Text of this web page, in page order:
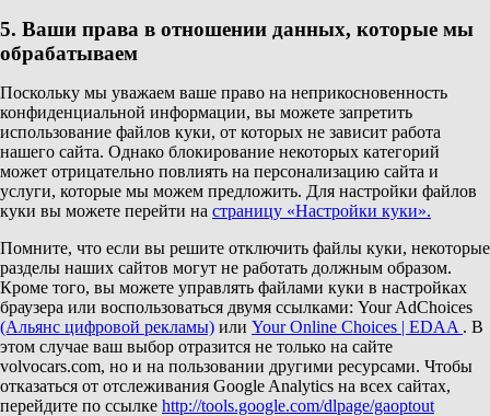
5. Ваши права в отношении данных, которые мы
обрабатываем
Поскольку мы уважаем ваше право на неприкосновенность
конфиденциальной информации, вы можете запретить
использование файлов куки, от которых не зависит работа
нашего сайта. Однако блокирование некоторых категорий
может отрицательно повлиять на персонализацию сайта и
услуги, которые мы можем предложить. Для настройки файлов
куки вы можете перейти на страницу «Настройки куки».
Помните, что если вы решите отключить файлы куки, некоторые
разделы наших сайтов могут не работать должным образом.
Кроме того, вы можете управлять файлами куки в настройках
браузера или воспользоваться двумя ссылками: Your AdChoices
(Альянс цифровой рекламы) или Your Online Choices | EDAA . В
этом случае ваш выбор отразится не только на сайте
volvocars.com, но и на пользовании другими ресурсами. Чтобы
отказаться от отслеживания Google Analytics на всех сайтах,
перейдите по ссылке http://tools.google.com/dlpage/gaoptout